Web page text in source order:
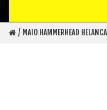
MAIO HAMMERHEAD